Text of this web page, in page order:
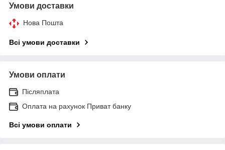
Умови доставки
Нова Пошта
Всі умови доставки
Умови оплати
Післяплата
Оплата на рахунок Приват банку
Всі умови оплати